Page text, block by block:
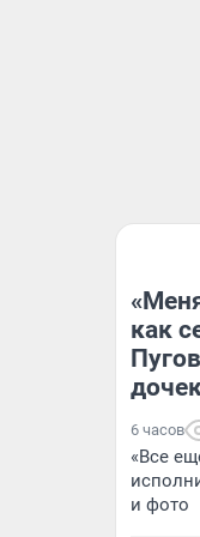
как
6 часов
«Все
и фото